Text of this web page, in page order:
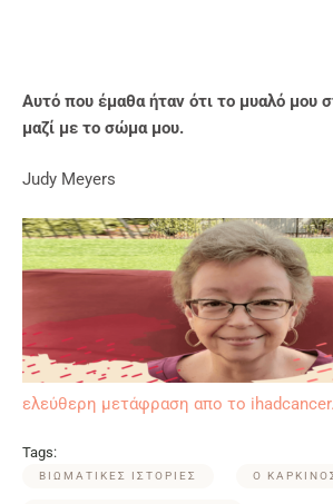
Αυτό που έμαθα ήταν ότι το μυαλό μου
μαζί με το σώμα μου.
Judy Meyers
ελεύθερη μετάφραση απο το
Tags:
ΒΙΩΜΑΤΙΚΕΣ ΙΣΤΟΡΙΕΣ Ο